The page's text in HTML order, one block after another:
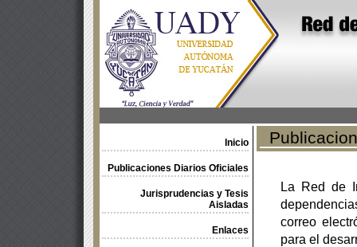
Inicio
Publicaciones Diarios Oficiales
Jurisprudencias y Tesis
Aisladas
Enlaces
La Red de
correo
para el